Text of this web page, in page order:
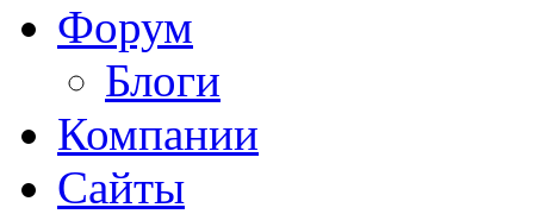
Форум
Блоги
Компании
Сайты